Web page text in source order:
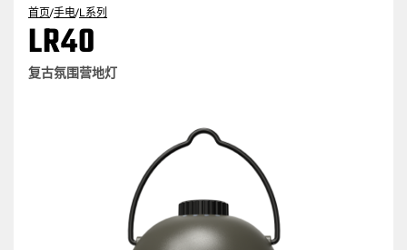
首页/手电/L系列
LR40
复古氛围营地灯